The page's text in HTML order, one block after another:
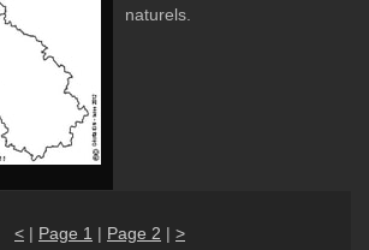
naturels.
< | Page 1 | Page 2 | >